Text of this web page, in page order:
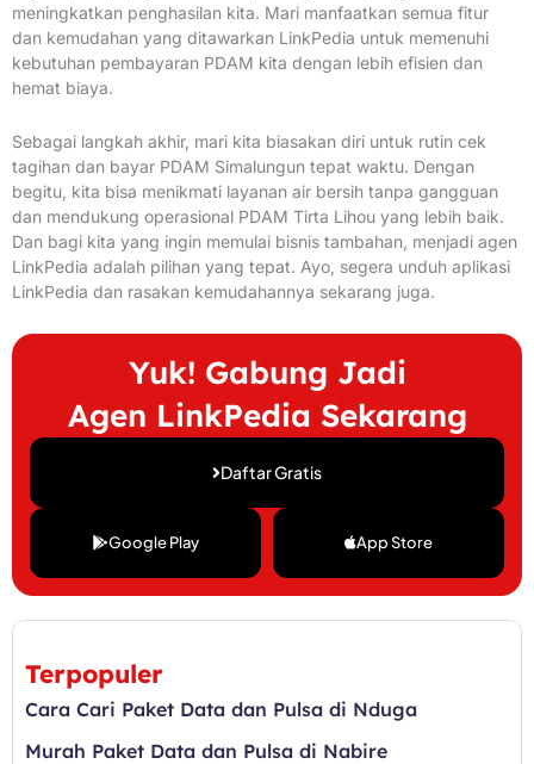
meningkatkan penghasilan kita. Mari manfaatkan semua fitur
dan kemudahan yang ditawarkan LinkPedia untuk memenuhi
kebutuhan pembayaran PDAM kita dengan lebih efisien dan
hemat biaya.
Sebagai langkah akhir, mari kita biasakan diri untuk rutin cek
tagihan dan bayar PDAM Simalungun tepat waktu. Dengan
begitu, kita bisa menikmati layanan air bersih tanpa gangguan
dan mendukung operasional PDAM Tirta Lihou yang lebih baik.
Dan bagi kita yang ingin memulai bisnis tambahan, menjadi agen
LinkPedia adalah pilihan yang tepat. Ayo, segera unduh aplikasi
LinkPedia dan rasakan kemudahannya sekarang juga.
Yuk! Gabung Jadi
Agen LinkPedia Sekarang
Daftar Gratis
Google Play App Store
Terpopuler
Cara Cari Paket Data dan Pulsa di Nduga
Murah Paket Data dan Pulsa di Nabire